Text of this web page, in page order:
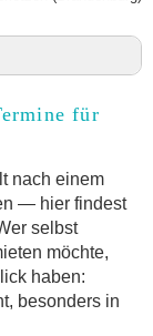
und
zum
für
nach einem
— hier findest
selbst
möchte,
haben:
besonders in